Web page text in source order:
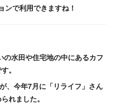
ンで利用できますね！
水田や住宅地の中にあるカフ
。
、今年7月に「リライフ」さん
れました。